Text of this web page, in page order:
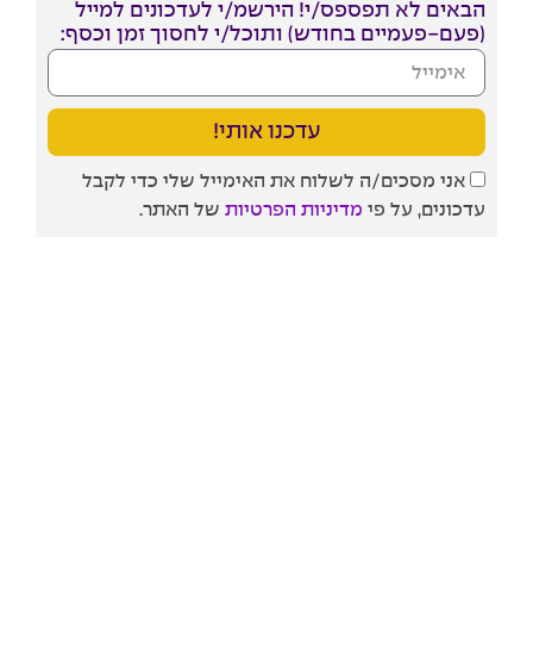
הבאים לא תפספס/י! הירשמ/י לעדכונים למייל
(פעם-פעמיים בחודש) ותוכל/י לחסוך זמן וכסף:
אני מסכים/ה לשלוח את האימייל שלי כדי לקבל
עדכונים, על פי מדיניות הפרטיות של האתר.
עדכנו אותי!